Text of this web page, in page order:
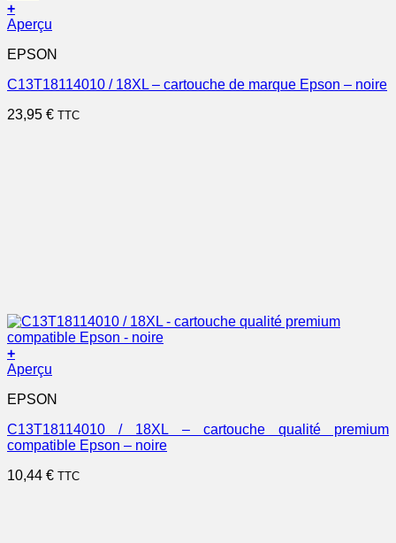
+
Aperçu
EPSON
C13T18114010 / 18XL – cartouche de marque Epson – noire
23,95 € TTC
+
Aperçu
EPSON
C13T18114010 / 18XL – cartouche qualité premium
compatible Epson – noire
10,44 € TTC